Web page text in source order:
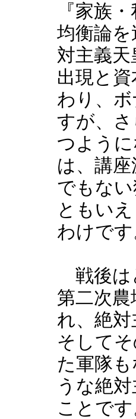
『家族
均衡論
対主義
出現と
わり、
すが、
つよう
は、講
でもな
ともい
わけです
戦後は
第二次
れ、絶
そして
た軍隊
うな絶
ことで